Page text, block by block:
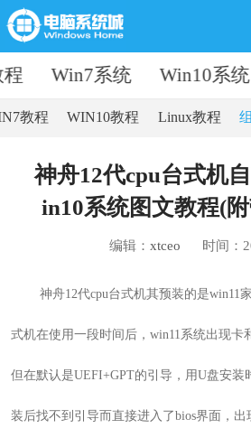
Win7系统 Win10系统
教程 WIN10教程 Linux教程
神舟12代cpu台式机
in10系统图文教程(
编辑：xtceo 时间：
神舟12代cpu台式机其预装的是win11
式机在使用一段时间后，win11系统出现卡
但在默认是UEFI+GPT的引导，用U盘安装
装后找不到引导而直接进入了bios界面，